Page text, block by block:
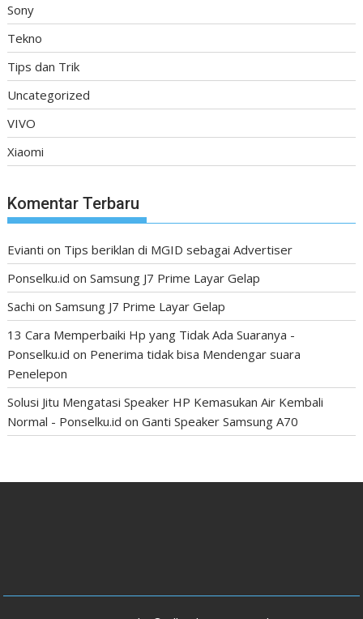
Sony
Tekno
Tips dan Trik
Uncategorized
VIVO
Xiaomi
Komentar Terbaru
Evianti on Tips beriklan di MGID sebagai Advertiser
Ponselku.id onSamsung J7 Prime Layar Gelap
Sachi onSamsung J7 Prime Layar Gelap
13 Cara Memperbaiki Hp yang Tidak Ada Suaranya -
Ponselku.id on Penerima tidak bisa Mendengar suara
Penelepon
Solusi Jitu Mengatasi Speaker HP Kemasukan Air Kembali
Normal - Ponselku.id onGanti Speaker Samsung A70